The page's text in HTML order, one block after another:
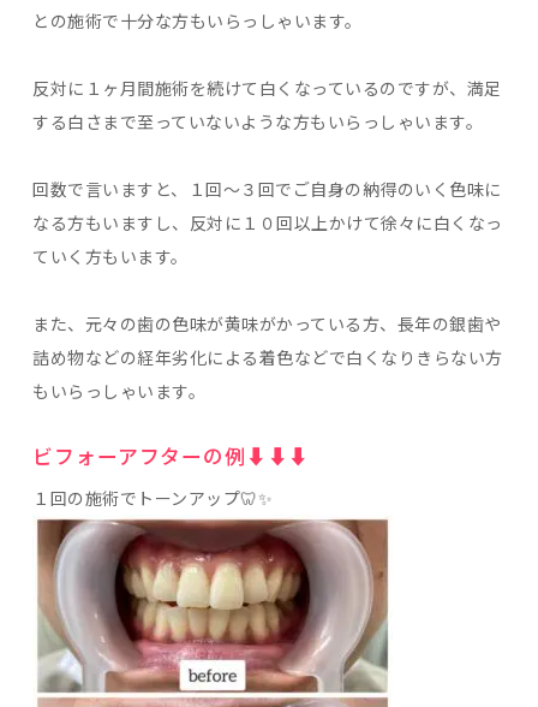
との施術で十分な方もいらっしゃいます。
反対に１ヶ月間施術を続けて白くなっているのですが、満足
する白さまで至っていないような方もいらっしゃいます。
回数で言いますと、１回〜３回でご自身の納得のいく色味に
なる方もいますし、反対に１０回以上かけて徐々に白くなっ
ていく方もいます。
また、元々の歯の色味が黄味がかっている方、長年の銀歯や
詰め物などの経年劣化による着色などで白くなりきらない方
もいらっしゃいます。
ビフォーアフターの例⬇⬇⬇
１回の施術でトーンアップ🦷✨